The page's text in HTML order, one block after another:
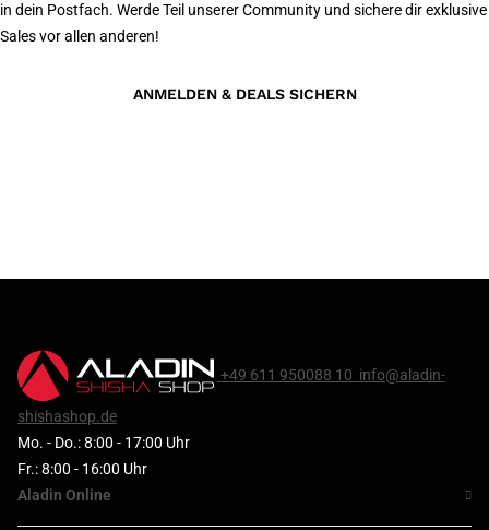
in dein Postfach. Werde Teil unserer Community und sichere dir exklusive
Sales vor allen anderen!
ANMELDEN & DEALS SICHERN
+49 611 950088 10 info@aladin-
shishashop.de
Mo. - Do.: 8:00 - 17:00 Uhr
Fr.: 8:00 - 16:00 Uhr
Aladin Online